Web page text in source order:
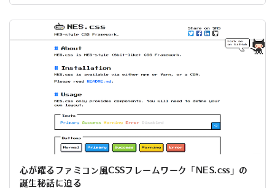
心が躍るファミコン風CSSフレームワーク「NES.css」の
誕生秘話に迫る